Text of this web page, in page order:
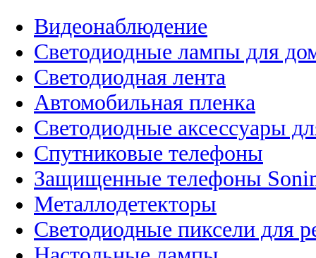
Видеонаблюдение
Светодиодные лампы для
Светодиодная лента
Автомобильная пленка
Светодиодные аксессуары
Спутниковые телефоны
Защищенные телефоны
Металлодетекторы
Светодиодные пиксели для